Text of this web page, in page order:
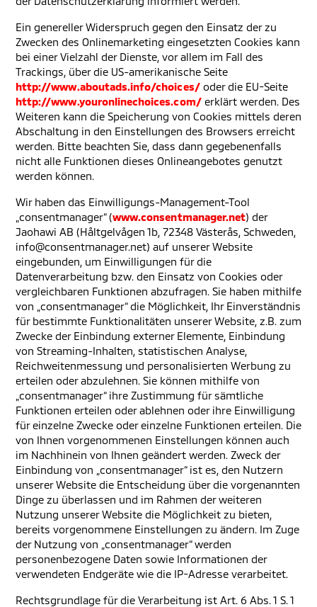
Ein genereller Widerspruch gegen den Einsatz der zu
Zwecken des Onlinemarketing eingesetzten Cookies kann
bei einer Vielzahl der Dienste, vor allem im Fall des
Trackings, über die US-amerikanische Seite
http://www.aboutads.info/choices/oder die EU-Seite
http://www.youronlinechoices.com/erklärt werden. Des
Weiteren kann die Speicherung von Cookies mittels deren
Abschaltung in den Einstellungen des Browsers erreicht
werden. Bitte beachten Sie, dass dann gegebenenfalls
nicht alle Funktionen dieses Onlineangebotes genutzt
werden können.
Wir haben das Einwilligungs-Management-Tool
„consentmanager“ (www.consentmanager.net) der
Jaohawi AB (Håltgelvågen 1b, 72348 Västerås, Schweden,
info@consentmanager.net) auf unserer Website
eingebunden, um Einwilligungen für die
Datenverarbeitung bzw. den Einsatz von Cookies oder
vergleichbaren Funktionen abzufragen. Sie haben mithilfe
von „consentmanager“ die Möglichkeit, Ihr Einverständnis
für bestimmte Funktionalitäten unserer Website, z.B. zum
Zwecke der Einbindung externer Elemente, Einbindung
von Streaming-Inhalten, statistischen Analyse,
Reichweitenmessung und personalisierten Werbung zu
erteilen oder abzulehnen. Sie können mithilfe von
„consentmanager“ ihre Zustimmung für sämtliche
Funktionen erteilen oder ablehnen oder ihre Einwilligung
für einzelne Zwecke oder einzelne Funktionen erteilen. Die
von Ihnen vorgenommenen Einstellungen können auch
im Nachhinein von Ihnen geändert werden. Zweck der
Einbindung von „consentmanager“ ist es, den Nutzern
unserer Website die Entscheidung über die vorgenannten
Dinge zu überlassen und im Rahmen der weiteren
Nutzung unserer Website die Möglichkeit zu bieten,
bereits vorgenommene Einstellungen zu ändern. Im Zuge
der Nutzung von „consentmanager“ werden
personenbezogene Daten sowie Informationen der
verwendeten Endgeräte wie die IP-Adresse verarbeitet.
Rechtsgrundlage für die Verarbeitung ist Art. 6 Abs. 1 S. 1